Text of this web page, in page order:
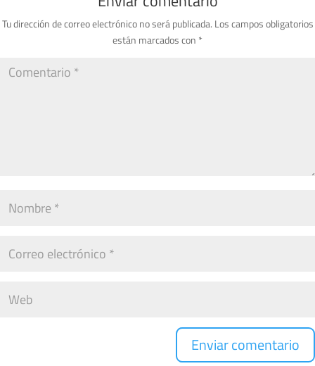
Tu dirección de correo electrónico no será publicada. Los campos obligatorios
están marcados con *